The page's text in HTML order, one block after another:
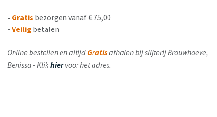
- Gratis bezorgen vanaf € 75,00
- Veilig betalen
Online bestellen en altijd Gratisafhalen bij slijterij Brouwhoeve,
Benissa - Klikhiervoor het adres.